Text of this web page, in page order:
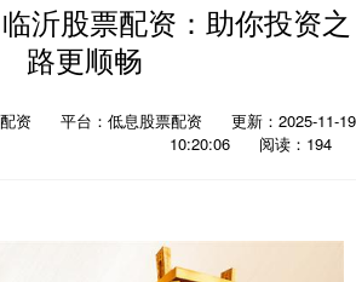
沂股票配资：助你投资之
路更顺畅
资 平台：低息股票配资
更新：2025-11-19
10:20:06
阅读：194